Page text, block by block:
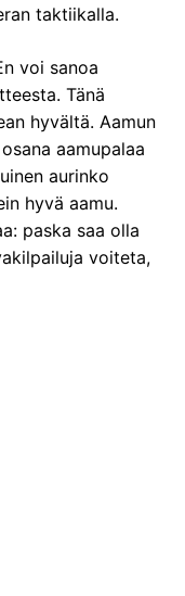
taktiikalla.
voi sanoa
Tänä
hyvältä. Aamun
aamupalaa
aurinko
hyvä aamu.
paska saa olla
voiteta,